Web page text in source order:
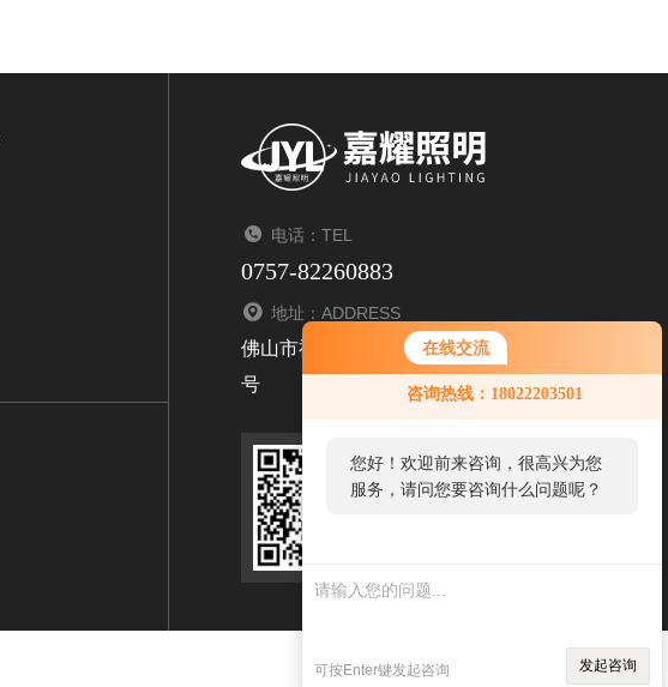
在线交流
咨询热线：18022203501
您好！欢迎前来咨询，很高兴为您
服务，请问您要咨询什么问题呢？
可按Enter键发起咨询 发起咨询
电话：TEL
0757-82260883
地址：ADDRESS
佛山市禅城区张槎青柯乐俊装饰材料城3座首层1
号